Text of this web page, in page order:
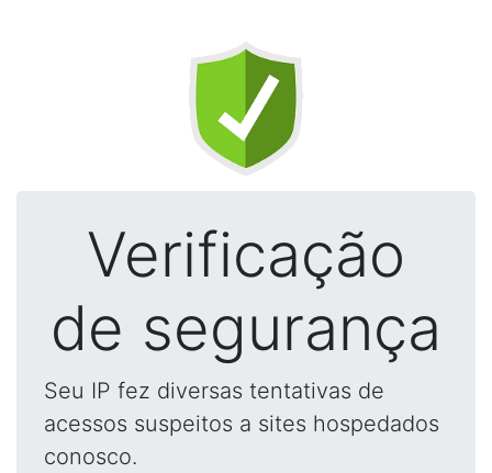
Verificação
de segurança
Seu IP fez diversas tentativas de
acessos suspeitos a sites hospedados
conosco.